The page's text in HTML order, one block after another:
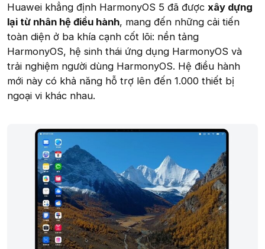
Huawei khẳng định HarmonyOS 5 đã được xây dựng
lại từ nhân hệ điều hành, mang đến những cải tiến
toàn diện ở ba khía cạnh cốt lõi: nền tảng
HarmonyOS, hệ sinh thái ứng dụng HarmonyOS và
trải nghiệm người dùng HarmonyOS. Hệ điều hành
mới này có khả năng hỗ trợ lên đến 1.000 thiết bị
ngoại vi khác nhau.